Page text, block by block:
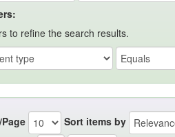
to refine the search results.
Sort items by